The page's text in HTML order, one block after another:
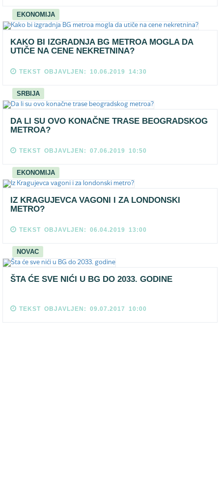
EKONOMIJA
KAKO BI IZGRADNJA BG METROA MOGLA DA
UTIČE NA CENE NEKRETNINA?
TEKST OBJAVLJEN: 10.06.2019 14:30
SRBIJA
DA LI SU OVO KONAČNE TRASE BEOGRADSKOG
METROA?
TEKST OBJAVLJEN: 07.06.2019 10:50
EKONOMIJA
IZ KRAGUJEVCA VAGONI I ZA LONDONSKI
METRO?
TEKST OBJAVLJEN: 06.04.2019 13:00
NOVAC
ŠTA ĆE SVE NIĆI U BG DO 2033. GODINE
TEKST OBJAVLJEN: 09.07.2017 10:00